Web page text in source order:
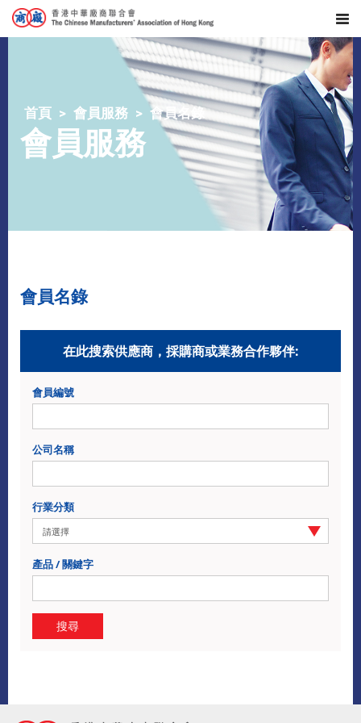
首頁 會員服務 會員名錄
會員服務
會員名錄
在此搜索供應商，採購商或業務合作夥伴:
會員編號
公司名稱
行業分類
產品 / 關鍵字
搜尋